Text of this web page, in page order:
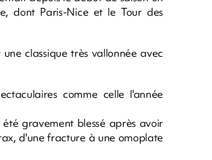
dont Paris-Nice et le Tour des
classique très vallonnée avec
comme celle l'année
gravement blessé après avoir
d'une fracture à une omoplate